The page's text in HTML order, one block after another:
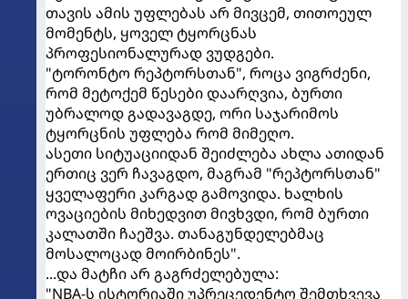
თავის ამის უფლებას არ მივცემ, თითოეულ
მომენტს, ყოველ ტყორცნას
პროფესიონალურად ვუდგები.
"ტორონტო რეპტორსთან", როცა ვიგრძენი,
რომ მეტოქემ წესები დაარღვია, ბურთი
უბრალოდ გადავაგდე, ორი საჯარიმოს
ტყორცნის უფლება რომ მიმეღო.
ასეთი სიტუაციიდან შეიძლება ახლა ათიდან
ერთიც ვერ ჩავაგდო, მაგრამ "რეპტორსთან"
ყველაფერი კარგად გამოვიდა. ხალხის
ოვაციების მიხედვით მივხვდი, რომ ბურთი
კალათში ჩაეშვა. თანაგუნდელებმაც
მოსალოცად მოირბინეს".
...და მატჩი არ გაგრძელებულა:
"NBA-ს ისტორიაში უპრეცედენტო შემთხვევა